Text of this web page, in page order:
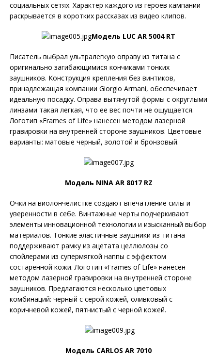
социальных сетях. Характер каждого из героев кампании
раскрывается в коротких рассказах из видео клипов.
Модель LUC AR 5004 RT
Писатель выбрал ультралегкую оправу из титана с
оригинально загибающимися кончиками тонких
заушников. Конструкция крепления без винтиков,
принадлежащая компании Giorgio Armani, обеспечивает
идеальную посадку. Оправа вытянутой формы с округлыми
линзами такая легкая, что ее вес почти не ощущается.
Логотип «Frames of Life» нанесен методом лазерной
гравировки на внутренней стороне заушников. Цветовые
варианты: матовые черный, золотой и бронзовый.
Модель NINA AR 8017 RZ
Очки на виолончелистке создают впечатление силы и
уверенности в себе. Винтажные черты подчеркивают
элементы инновационной технологии и изысканный выбор
материалов. Тонкие эластичные заушники из титана
поддерживают рамку из ацетата целлюлозы со
спойлерами из супермягкой наппы с эффектом
состаренной кожи. Логотип «Frames of Life» нанесен
методом лазерной гравировки на внутренней стороне
заушников. Предлагаются несколько цветовых
комбинаций: черный с серой кожей, оливковый с
коричневой кожей, пятнистый с черной кожей.
Модель CARLOS AR 7010